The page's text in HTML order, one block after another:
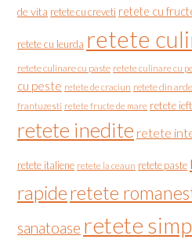
de vita retete cu creveti retete cu
retete cu leurda retete
retete culinare cu paste retete culinare cu
cu peste retete de craciun retete din
frantuzesti retete fructe de mare retete
retete inedite retete
retete italiene retete la ceaun retete paste
rapideretete
sanatoase retete